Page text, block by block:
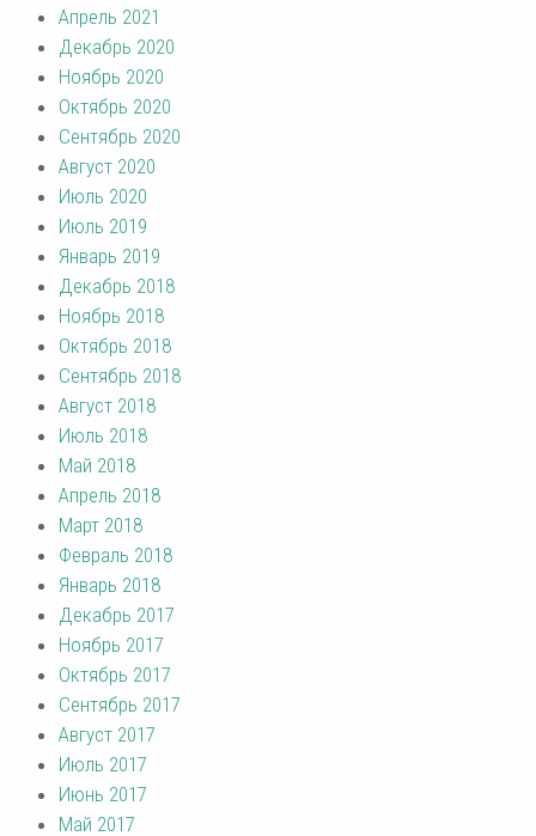
Апрель 2021
Декабрь 2020
Ноябрь 2020
Октябрь 2020
Сентябрь 2020
Август 2020
Июль 2020
Июль 2019
Январь 2019
Декабрь 2018
Ноябрь 2018
Октябрь 2018
Сентябрь 2018
Август 2018
Июль 2018
Май 2018
Апрель 2018
Март 2018
Февраль 2018
Январь 2018
Декабрь 2017
Ноябрь 2017
Октябрь 2017
Сентябрь 2017
Август 2017
Июль 2017
Июнь 2017
Май 2017